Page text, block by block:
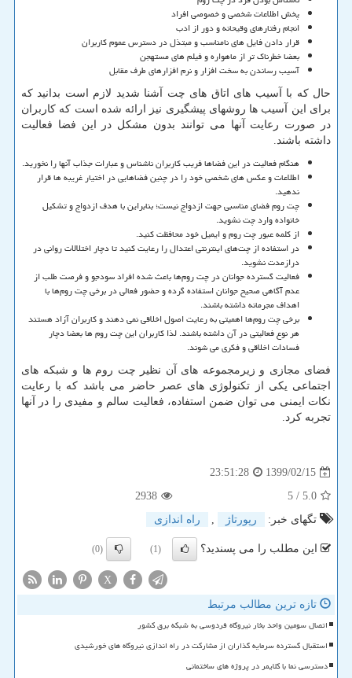
پخش اطلاعات شخصی و خصوصی افراد
انجام رفتارهای وقیحانه و دور از ادب
قرار دادن فایل های نامناسب و مبتذل در دسترس عموم کاربران
بعضا خطرناک تر از ماهواره و فیلم های مستهجن
آسیب رساندن به سخت افزار و نرم افزارهای طرف مقابل
حال که با آسیب های اتاق های چت آشنا شدید لازم است بدانید که
برای این آسیب ها روشهای پیشگیری نیز ارائه شده است که کاربران
در صورت رعایت آنها می توانند بدون مشکل در این فضا فعالیت
داشته باشند
هنگام فعالیت در این فضاها فریب کاربران ناشناس و عبارات جذاب آنها را نخورید.
اطلاعات و عکس های شخصی خود را در چنین فضاهایی در اختیار غریبه ها قرار
ندهید.
چت روم فضای مناسبی جهت ازدواج نیست؛ بنابراین با هدف ازدواج و تشکیل
خانواده وارد چت نشوید.
از کلمه عبور چت روم و ایمیل خود محافظت کنید.
در استفاده از چت‌های اینترنتی اعتدال را رعایت کنید تا دچار اختلالات روانی در
درازمدت نشوید.
فعالیت گسترده جوانان در چت روم‌ها باعث شده افراد سودجو و فرصت طلب از
عدم آگاهی صحیح جوانان استفاده گرده و حضور فعالی در برخی چت روم‌ها با
اهداف مجرمانه داشته باشند.
برخی چت روم‌ها اهمیتی به رعایت اصول اخلاقی نمی دهند و کاربران آزاد هستند
هر نوع فعالیتی در آن داشته باشند. لذا کاربران این چت روم ها بعضا دچار
فسادات اخلاقی و فکری می شوند.
فضای مجازی و زیرمجموعه های آن نظیر چت روم ها و شبکه های
اجتماعی یکی از تکنولوژی های عصر حاضر می باشد که با رعایت
نکات ایمنی می توان ضمن استفاده، فعالیت سالم و مفیدی را در آنها
تجربه کرد
1399/02/15
23:51:28
5.0
/ 5
2938
تگهای خبر:
رپورتاژ , راه اندازی
این مطلب را می پسندید؟ (1)
(0)
X
تازه ترین مطالب مرتبط
اتصال سومین واحد بخار نیروگاه فردوسی به شبکه برق کشور
استقبال گسترده سرمایه گذاران از مشارکت در راه اندازی نیروگاه های خورشیدی
دسترسی نما با کلایمر در پروژه های ساختمانی